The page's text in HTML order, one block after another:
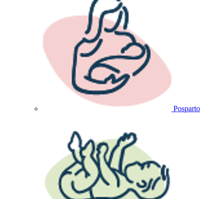
Posparto